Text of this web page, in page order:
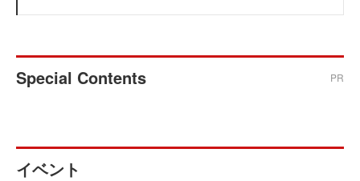
Special Contents PR
イベント